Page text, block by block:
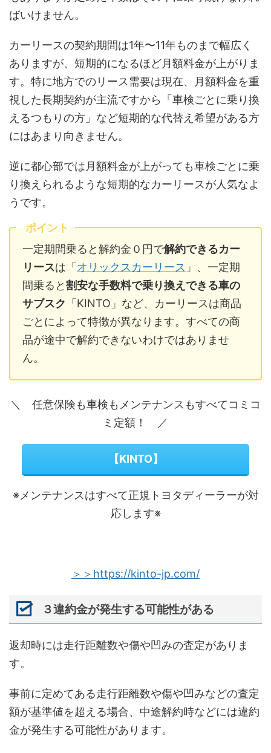
ばいけません。
カーリースの契約期間は1年〜11年ものまで幅広く
ありますが、短期的になるほど月額料金が上がりま
す。特に地方でのリース需要は現在、月額料金を重
視した長期契約が主流ですから「車検ごとに乗り換
えるつもりの方」など短期的な代替え希望がある方
にはあまり向きません。
逆に都心部では月額料金が上がっても車検ごとに乗
り換えられるような短期的なカーリースが人気なよ
うです。
ポイント
一定期間乗ると解約金０円で解約できるカー
リースは「 オリックスカーリース 」、一定期
間乗ると割安な手数料で乗り換えできる車の
サブスク 「KINTO」など、カーリースは商品
ごとによって特徴が異なります。すべての商
品が途中で解約できないわけではありませ
ん。
＼ 任意保険も車検もメンテナンスもすべてコミコ
ミ定額！ ／
【KINTO】
※メンテナンスはすべて正規トヨタディーラーが対
応します※
＞＞https://kinto-jp.com/
３違約金が発生する可能性がある
返却時には走行距離数や傷や凹みの査定がありま
す。
事前に定めてある走行距離数や傷や凹みなどの査定
額が基準値を超える場合、中途解約時などには違約
金が発生する可能性があります。